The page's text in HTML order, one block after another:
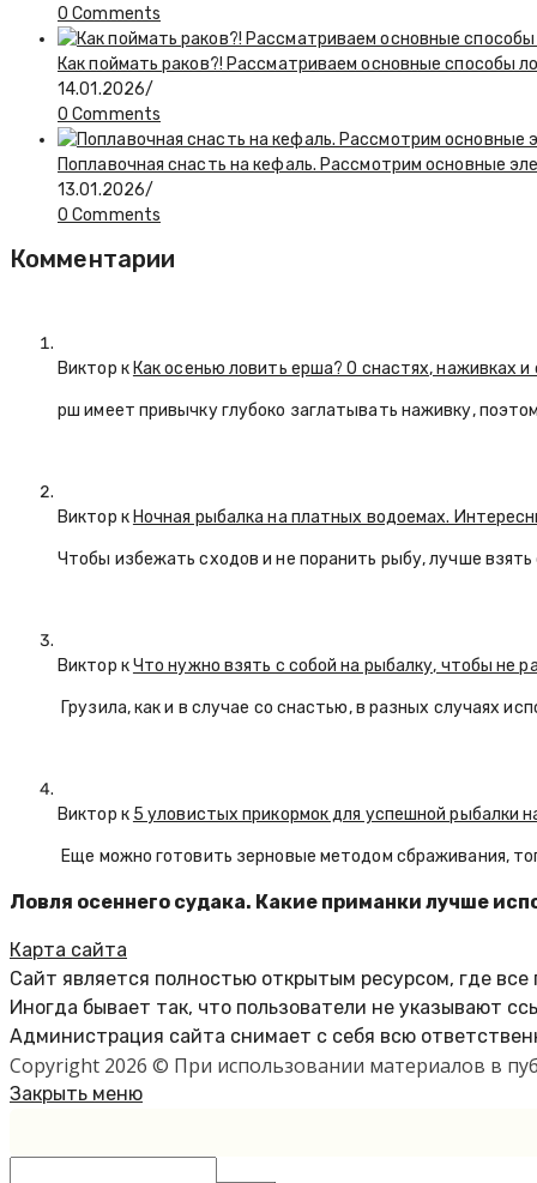
0 Comments
Как поймать раков?! Рассматриваем основные способы
14.01.2026/
0 Comments
Поплавочная снасть на кефаль. Рассмотрим основные
13.01.2026/
0 Comments
Комментарии
Виктор к Как осенью ловить ерша? О снастях, наживках
рш имеет привычку глубоко заглатывать наживку,
Виктор к Ночная рыбалка на платных водоемах.
Чтобы избежать сходов и не поранить рыбу, лучше
Виктор кЧто нужно взять с собой на рыбалку, чтобы не
Грузила, как и в случае со снастью, в разных случаях
Виктор к 5 уловистых прикормок для успешной рыбалки
Еще можно готовить зерновые методом сбраживания,
Ловля осеннего судака. Какие приманки лучше
Карта сайта
Сайт является полностью открытым ресурсом, где
Иногда бывает так, что пользователи не указывают
Администрация сайта снимает с себя всю
Copyright 2026 © При использовании материалов в
Закрыть меню